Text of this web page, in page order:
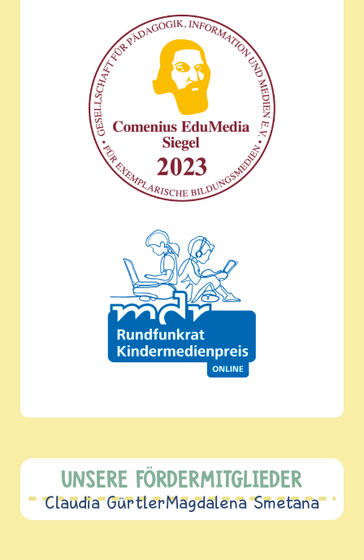
UNSERE FÖRDERMITGLIEDER
Claudia GürtlerMagdalena Smetana